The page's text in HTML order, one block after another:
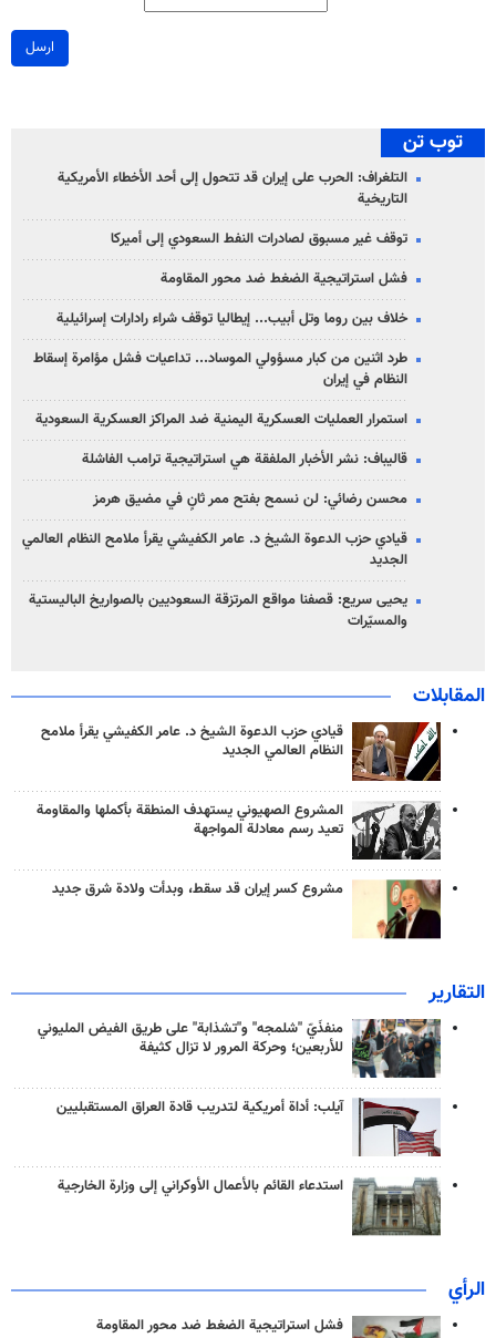
ارسل
توب تن
التلغراف: الحرب على إيران قد تتحول إلى أحد الأخطاء الأمريكية
التاريخية
توقف غير مسبوق لصادرات النفط السعودي إلى أميركا
فشل استراتيجية الضغط ضد محور المقاومة
خلاف بين روما وتل أبيب... إيطاليا توقف شراء رادارات إسرائيلية
طرد اثنين من كبار مسؤولي الموساد... تداعيات فشل مؤامرة إسقاط
النظام في إيران
استمرار العمليات العسكرية اليمنية ضد المراكز العسكرية السعودية
قاليباف: نشر الأخبار الملفقة هي استراتيجية ترامب الفاشلة
محسن رضائي: لن نسمح بفتح ممر ثانٍ في مضيق هرمز
قيادي حزب الدعوة الشيخ د. عامر الكفيشي يقرأ ملامح النظام العالمي
الجديد
يحيى سريع: قصفنا مواقع المرتزقة السعوديين بالصواريخ الباليستية
والمسيّرات
المقابلات
قيادي حزب الدعوة الشيخ د. عامر الكفيشي يقرأ ملامح
النظام العالمي الجديد
المشروع الصهيوني يستهدف المنطقة بأكملها والمقاومة
تعيد رسم معادلة المواجهة
مشروع كسر إيران قد سقط، وبدأت ولادة شرق جديد
التقارير
منفذَيّ "شلمجه" و"تشذابة" على طريق الفيض المليوني
للأربعين؛ وحركة المرور لا تزال كثيفة
آيلب: أداة أمريكية لتدريب قادة العراق المستقبليين
استدعاء القائم بالأعمال الأوكراني إلى وزارة الخارجية
الرأي
فشل استراتيجية الضغط ضد محور المقاومة